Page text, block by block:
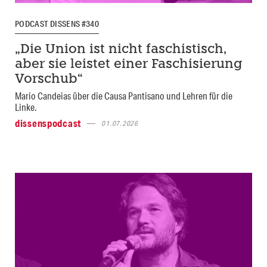
PODCAST DISSENS #340
„Die Union ist nicht faschistisch,
aber sie leistet einer Faschisierung
Vorschub“
Mario Candeias über die Causa Pantisano und Lehren für die
Linke.
dissenspodcast
01.07.2026